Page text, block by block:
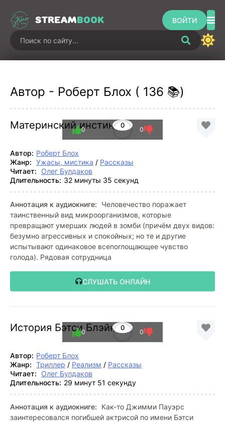
STREAMBOOK ВОЙТИ
Автор - Роберт Блох ( 136 📚)
Материнский инстинкт
0
0 0
Автор: Роберт Блох
Жанр: Ужасы, мистика / Рассказы
Читает: Олег Булдаков
Длительность: 32 минуты 35 секунд
Аннотация к аудиокниге:
Человечество поражает
таинственный вид микроорганизмов, которые
превращают умерших людей в зомби (причём двух видов:
безумно агрессивных и спокойных; но те и другие
испытывают одинаковое всепоглощающее чувство
голода). Рядовая сотрудница
СЛУШАТЬ ОНЛАЙН
История Бэтси Блэйк 0
0 0
Автор: Роберт Блох
Жанр: Триллер / Реализм / Рассказы
Читает: Олег Булдаков
Длительность: 29 минут 51 секунду
Аннотация к аудиокниге:
Как-то Джимми Пауэрс
заинтересовался погибшей актрисой по имени Бэтси